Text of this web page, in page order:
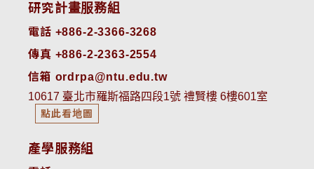
研究計畫服務組
電話 +886-2-3366-3268
傳真 +886-2-2363-2554
信箱 ordrpa@ntu.edu.tw
10617 臺北市羅斯福路四段1號 禮賢樓 6樓601室
點此看地圖
產學服務組